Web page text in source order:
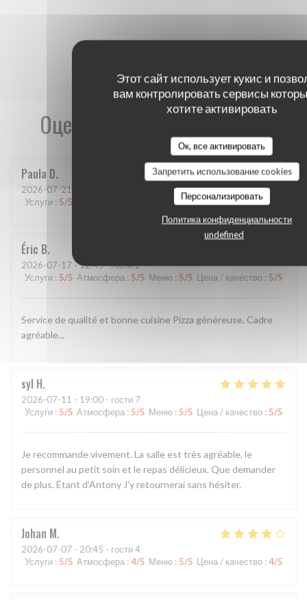
Этот сайт использует кукис и
вам контролировать сервисы
хотите активировать
Ок, все активировать
Запретить использование cookies
Персонализировать
Политика конфиденциальности
undefined
Оценки наших посетителей
Paula D
2026-07-21
Услуги : 5/5 : 4 /5 Цена / качество: 5
Éric B
2026-07-17 - 12:45 - гости 2
Услуги : 5/5 Атмосфера : 5/5 Меню : 5/5 Цена / качество : 5/5
Service de qualité et bonne cuisine Pizza généreuse. Cadre
agréable...
syl H
2026-07-11 - 19:00 - гости 7
Услуги : 5/5 Атмосфера : 5/5 Меню : 5/5 Цена / качество : 5/5
Je recommande vivement. La salle est très agréable, le
personnel au petit soin et le repas délicieux. Que demander
de plus. Étant d’Antony J'y retournerai sans hésiter.
Johan M
2026-07-07 - 20:45 - гости 4
Услуги : 5/5 Атмосфера : 4/5 Меню : 5/5 Цена / качество : 4/5